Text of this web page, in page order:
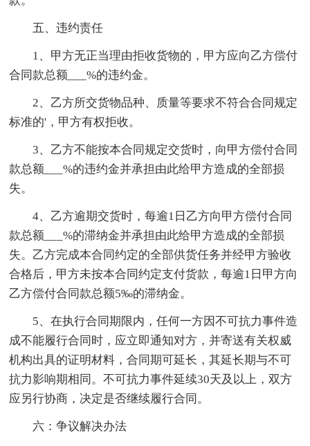
五、违约责任
1、甲方无正当理由拒收货物的，甲方应向乙方偿付
合同款总额___%的违约金。
2、乙方所交货物品种、质量等要求不符合合同规定
标准的'，甲方有权拒收。
3、乙方不能按本合同规定交货时，向甲方偿付合同
款总额___%的违约金并承担由此给甲方造成的全部损
失。
4、乙方逾期交货时，每逾1日乙方向甲方偿付合同
款总额___%的滞纳金并承担由此给甲方造成的全部损
失。乙方完成本合同约定的全部供货任务并经甲方验收
合格后，甲方未按本合同约定支付货款，每逾1日甲方向
乙方偿付合同款总额5‰的滞纳金。
5、在执行合同期限内，任何一方因不可抗力事件造
成不能履行合同时，应立即通知对方，并寄送有关权威
机构出具的证明材料，合同期可延长，其延长期与不可
抗力影响期相同。不可抗力事件延续30天及以上，双方
应另行协商，决定是否继续履行合同。
六：争议解决办法